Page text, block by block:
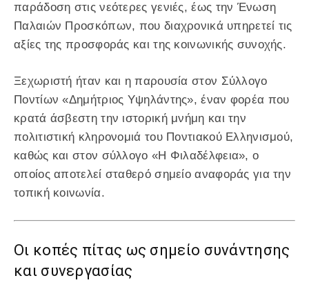
παράδοση στις νεότερες γενιές, έως την Ένωση
Παλαιών Προσκόπων, που διαχρονικά υπηρετεί τις
αξίες της προσφοράς και της κοινωνικής συνοχής.
Ξεχωριστή ήταν και η παρουσία στον Σύλλογο
Ποντίων «Δημήτριος Υψηλάντης», έναν φορέα που
κρατά άσβεστη την ιστορική μνήμη και την
πολιτιστική κληρονομιά του Ποντιακού Ελληνισμού,
καθώς και στον σύλλογο «Η Φιλαδέλφεια», ο
οποίος αποτελεί σταθερό σημείο αναφοράς για την
τοπική κοινωνία.
Οι κοπές πίτας ως σημείο συνάντησης
και συνεργασίας